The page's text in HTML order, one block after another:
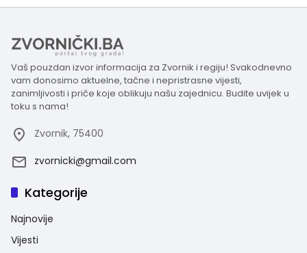
Vaš pouzdan izvor informacija za Zvornik i regiju! Svakodnevno
vam donosimo aktuelne, tačne i nepristrasne vijesti,
zanimljivosti i priče koje oblikuju našu zajednicu. Budite uvijek u
toku s nama!
Zvornik, 75400
zvornicki@gmail.com
Kategorije
Najnovije
Vijesti